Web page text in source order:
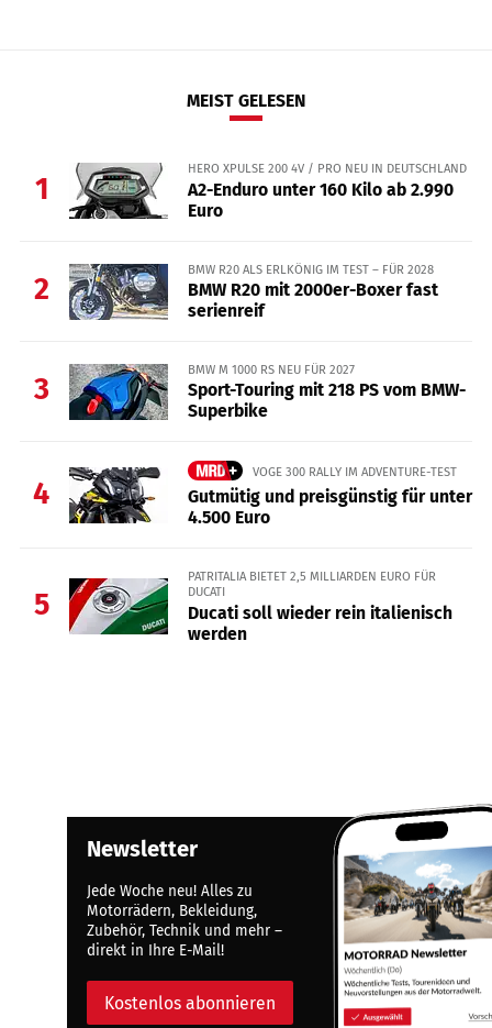
MEIST GELESEN
1
HERO XPULSE 200 4V / PRO NEU IN DEUTSCHLAND
A2-Enduro unter 160 Kilo ab 2.990
Euro
2
BMW R20 ALS ERLKÖNIG IM TEST – FÜR 2028
BMW R20 mit 2000er-Boxer fast
serienreif
3
BMW M 1000 RS NEU FÜR 2027
Sport-Touring mit 218 PS vom BMW-
Superbike
4
VOGE 300 RALLY IM ADVENTURE-TEST
Gutmütig und preisgünstig für unter
4.500 Euro
5
PATRITALIA BIETET 2,5 MILLIARDEN EURO FÜR
DUCATI
Ducati soll wieder rein italienisch
werden
Newsletter
Jede Woche neu! Alles zu
Motorrädern, Bekleidung,
Zubehör, Technik und mehr –
direkt in Ihre E-Mail!
Kostenlos abonnieren